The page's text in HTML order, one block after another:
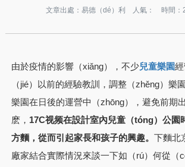
文章出處：易德（dé）利 人氣： 時間：
由於疫情的影響（xiǎng），不少兒童樂園
（jié）以前的經驗教訓，調整（zhěng）樂
樂園在日後的運營中（zhōng），避免前期
麽， 17C视频在設計室內兒童（tóng）公園
方麵，從而引起家長和孩子的興趣。 下麵北
廠家結合實際情況來談一下如（rú）何從（